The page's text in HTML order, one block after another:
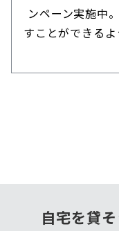
ンペーン実施中
すことができる
自宅を貸